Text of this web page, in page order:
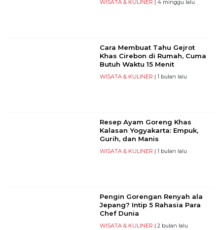
WISATA & KULINER | 4 minggu lalu
Cara Membuat Tahu Gejrot
Khas Cirebon di Rumah, Cuma
Butuh Waktu 15 Menit
WISATA & KULINER | 1 bulan lalu
Resep Ayam Goreng Khas
Kalasan Yogyakarta: Empuk,
Gurih, dan Manis
WISATA & KULINER | 1 bulan lalu
Pengin Gorengan Renyah ala
Jepang? Intip 5 Rahasia Para
Chef Dunia
WISATA & KULINER | 2 bulan lalu